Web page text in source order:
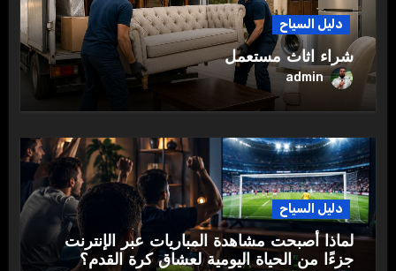
دليل السياح
شراء اثاث مستعمل
admin
دليل السياح
لماذا أصبحت مشاهدة المباريات عبر الإنترنت
جزءًا من الحياة اليومية لعشاق كرة القدم؟